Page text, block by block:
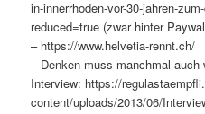
in-innerrhoden-vor-30-jahren-
reduced=true (zwar hinter
– https://www.helvetia-rennt.ch/
– Denken muss manchmal
Interview: https://
content/uploads/2013/06/